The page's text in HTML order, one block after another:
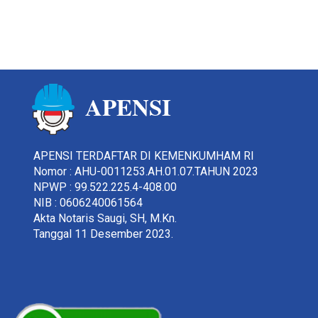
APENSI
APENSI TERDAFTAR DI KEMENKUMHAM RI
Nomor : AHU-0011253.AH.01.07.TAHUN 2023
NPWP : 99.522.225.4-408.00
NIB : 0606240061564
Akta Notaris Saugi, SH, M.Kn.
Tanggal 11 Desember 2023.